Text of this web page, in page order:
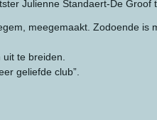
Julienne Standaert-De Groof
meegemaakt. Zodoende
te breiden.
geliefde club”.